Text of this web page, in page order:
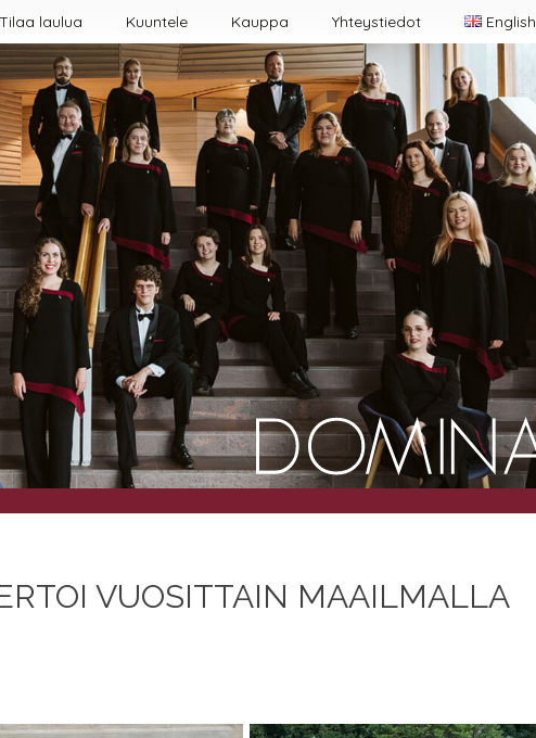
Tilaa lau­lua Kuun­te­le Kauppa Yhteys­tie­dot English
VUO­SIT­TAIN MAAILMALLA